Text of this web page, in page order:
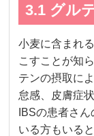
3.1 グル
小麦に含まれ
こすことが知
テンの摂取に
怠感、皮膚症
IBSの患者さ
いる方もいる